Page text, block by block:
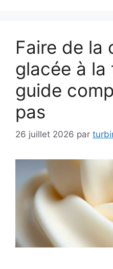
Faire de la
glacée à la
guide
pas
26 juillet 2026 par